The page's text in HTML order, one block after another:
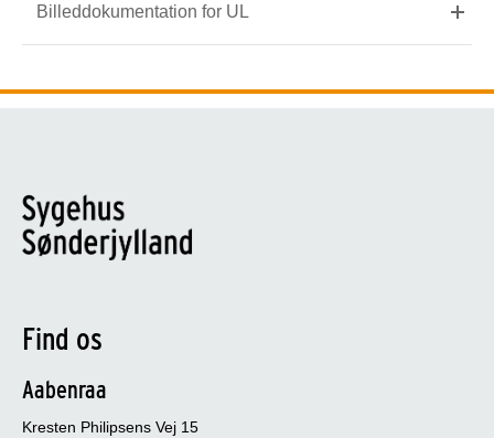
Billeddokumentation for UL
Find os
Aabenraa
Kresten Philipsens Vej 15